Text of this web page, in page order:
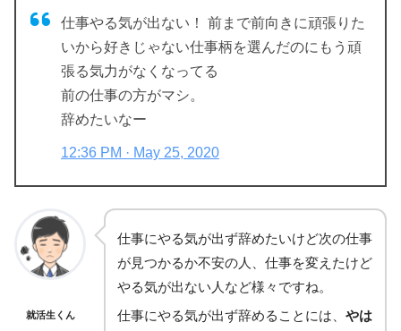
仕事やる気が出ない ！ 前まで前向きに頑張りた
いから好きじゃない仕事柄を選んだのにもう頑
張る気力がなくなってる
前の仕事の方がマシ。
辞めたいなー
12:36 PM · May 25, 2020
就活生くん
仕事にやる気が出ず辞めたいけど次の仕事
が見つかるか不安の人、仕事を変えたけど
やる気が出ない人など様々ですね。
仕事にやる気が出ず辞めることには、 やは